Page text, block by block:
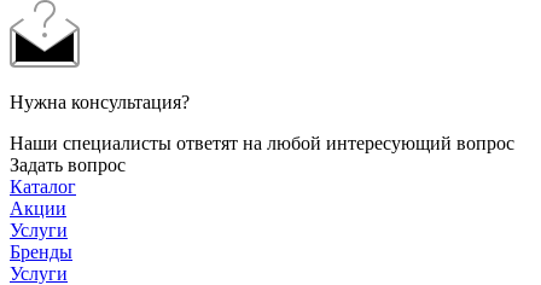
Нужна консультация?
Наши специалисты ответят на любой интересующий вопрос
Задать вопрос
Каталог
Акции
Услуги
Бренды
Услуги